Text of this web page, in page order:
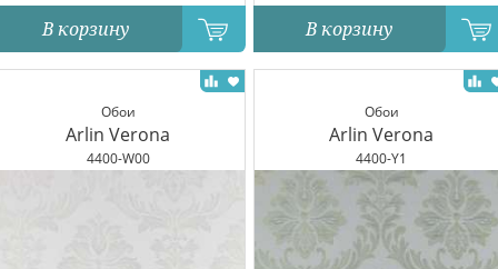
В корзину В корзину
Обои
Arlin Verona
4400-W00
Обои
Arlin Verona
4400-Y1